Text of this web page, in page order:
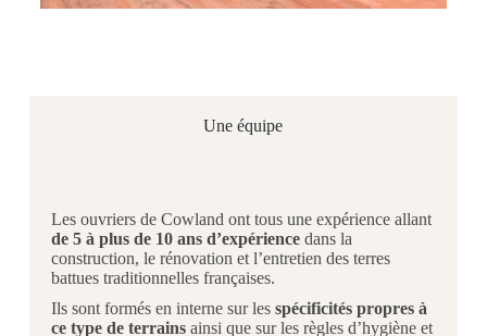
Une équipe
Les ouvriers de Cowland ont tous une expérience allant
de 5 à plus de 10 ans d’expériencedans la
construction, le rénovation et l’entretien des terres
battues traditionnelles françaises.
Ils sont formés en interne sur les spécificités propres à
ce type de terrainsainsi que sur les règles d’hygiène et